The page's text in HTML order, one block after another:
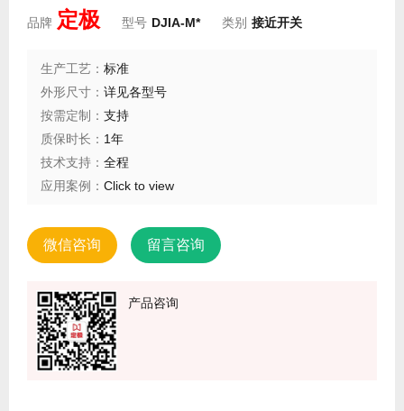
品牌 定极 型号 DJIA-M* 类别 接近开关
生产工艺： 标准
外形尺寸： 详见各型号
按需定制： 支持
质保时长： 1年
技术支持： 全程
应用案例： Click to view
微信咨询 留言咨询
产品咨询